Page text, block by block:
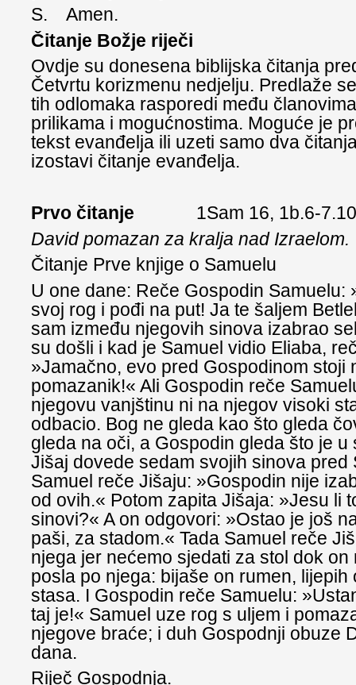
S. Amen.
Čitanje Božje riječi
Ovdje su donesena biblijska čitanja
Četvrtu korizmenu nedjelju. Predlaže
tih odlomaka rasporedi među
prilikama i mogućnostima. Moguće je
tekst evanđelja ili uzeti samo dva
izostavi čitanje evanđelja.
Prvo čitanje 1Sam 16, 1b.6-
David pomazan za kralja nad Izraelom.
Čitanje Prve knjige o Samuelu
U one dane: Reče Gospodin Samuelu:
svoj rog i pođi na put! Ja te šaljem
sam između njegovih sinova izabrao
su došli i kad je Samuel vidio Eliaba,
»Jamačno, evo pred Gospodinom stoji
pomazanik!« Ali Gospodin reče
njegovu vanjštinu ni na njegov visoki
odbacio. Bog ne gleda kao što gleda
gleda na oči, a Gospodin gleda što je u
Jišaj dovede sedam svojih sinova pred
Samuel reče Jišaju: »Gospodin nije
od ovih.« Potom zapita Jišaja: »Jesu li
sinovi?« A on odgovori: »Ostao je još
paši, za stadom.« Tada Samuel reče
njega jer nećemo sjedati za stol dok on
posla po njega: bijaše on rumen, lijepih
stasa. I Gospodin reče Samuelu:
taj je!« Samuel uze rog s uljem i
njegove braće; i duh Gospodnji obuze
dana.
Riječ Gospodnja.